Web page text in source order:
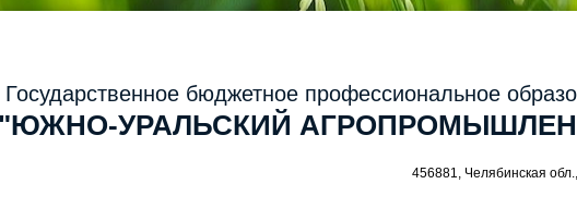
бюджетное профессиональное
УРАЛЬСКИЙ
456881, Челябинская обл.,